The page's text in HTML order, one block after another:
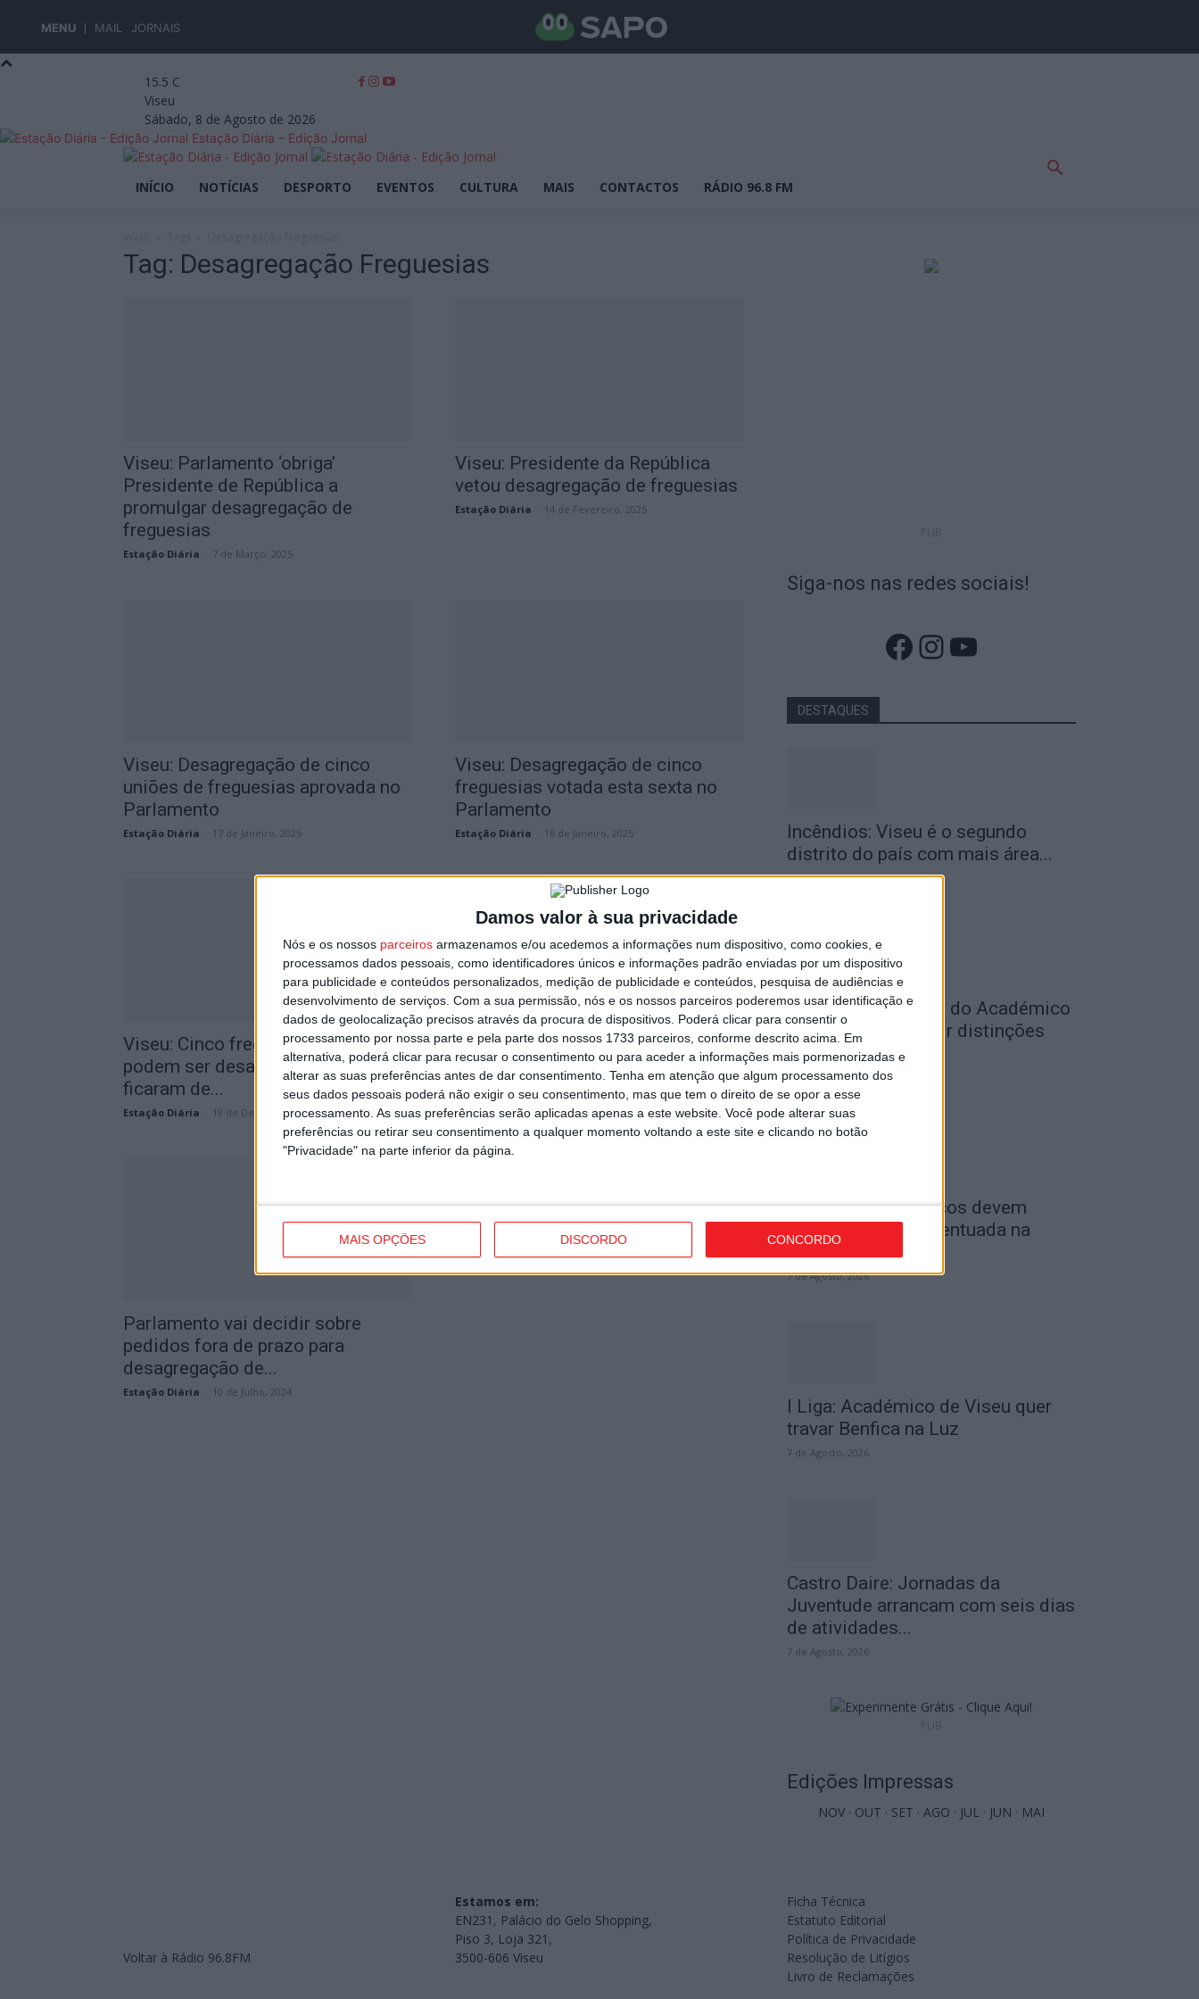
Damos valor à sua privacidade
Nós e os nossos parceiros armazenamos e/ou acedemos a informações num dispositivo, como cookies, e
processamos dados pessoais, como identificadores únicos e informações padrão enviadas por um dispositivo
para publicidade e conteúdos personalizados, medição de publicidade e conteúdos, pesquisa de audiências e
desenvolvimento de serviços. Com a sua permissão, nós e os nossos parceiros poderemos usar identificação e
dados de geolocalização precisos através da procura de dispositivos. Poderá clicar para consentir o
processamento por nossa parte e pela parte dos nossos 1733 parceiros, conforme descrito acima. Em
alternativa, poderá clicar para recusar o consentimento ou para aceder a informações mais pormenorizadas e
alterar as suas preferências antes de dar consentimento. Tenha em atenção que algum processamento dos
seus dados pessoais poderá não exigir o seu consentimento, mas que tem o direito de se opor a esse
processamento. As suas preferências serão aplicadas apenas a este website. Você pode alterar suas
preferências ou retirar seu consentimento a qualquer momento voltando a este site e clicando no botão
"Privacidade" na parte inferior da página.
MAIS OPÇÕES DISCORDO CONCORDO
MENU MAIL JORNAIS
15.5 C
Viseu
Sábado, 8 de Agosto de 2026
Estação Diária – Edição Jornal
INÍCIO NOTÍCIAS DESPORTO EVENTOS CULTURA MAIS CONTACTOS RÁDIO 96.8 FM
Tag: Desagregação Freguesias
Viseu: Parlamento ‘obriga’
Presidente de República a
promulgar desagregação de
freguesias
Estação Diária 7 de Março, 2025
Viseu: Presidente da República
vetou desagregação de freguesias
Estação Diária 14 de Fevereiro, 2025
Viseu: Desagregação de cinco
uniões de freguesias aprovada no
Parlamento
Estação Diária 17 de Janeiro, 2025
Viseu: Desagregação de cinco
freguesias votada esta sexta no
Parlamento
Estação Diária 16 de Janeiro, 2025
Viseu: Cinco freguesias do distrito
podem ser desagregadas, sete
ficaram de...
Estação Diária 19 de Dezembro, 2024
Viseu: Parlamento vai votar
pedidos de desagregação de
freguesias
Estação Diária - 30 de Outubro, 2024
Parlamento vai decidir sobre
pedidos fora de prazo para
desagregação de...
Estação Diária 10 de Julho, 2024
Siga-nos nas redes sociais!
Facebook
Instagram
YouTube
DESTAQUES
Incêndios: Viseu é o segundo
distrito do país com mais área...
7 de Agosto, 2026
Futebol: Jogadores do Académico
e Tondela vão exibir distinções
oficiais nas...
7 de Agosto, 2026
Combustíveis: Preços devem
baixar de forma acentuada na
próxima semana
7 de Agosto, 2026
I Liga: Académico de Viseu quer
travar Benfica na Luz
7 de Agosto, 2026
Castro Daire: Jornadas da
Juventude arrancam com seis dias
de atividades...
7 de Agosto, 2026
Edições Impressas
NOV · OUT · SET · AGO · JUL · JUN · MAI
Voltar à Rádio 96.8FM
Estamos em:
EN231, Palácio do Gelo Shopping,
Piso 3, Loja 321,
3500-606 Viseu
Ficha Técnica
Estatuto Editorial
Política de Privacidade
Resolução de Litígios
Livro de Reclamações